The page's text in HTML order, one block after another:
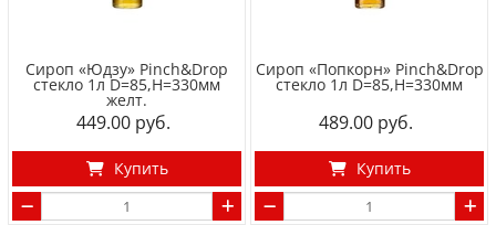
Сироп «Юдзу» Pinch&Drop
стекло 1л D=85,H=330мм
желт.
449.00
Купить
Сироп «Попкорн» Pinch&Drop
стекло 1л D=85,H=330мм
489.00
Купить